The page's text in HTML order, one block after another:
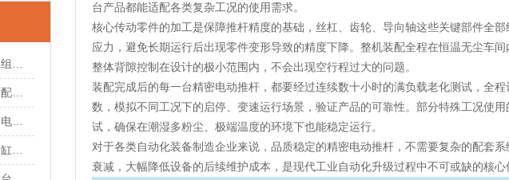
路
位
坑
况
台产品都能适配各类复杂工况的使用需求。
核心传动零件的加工是保障推杆精度的基础，丝杠、齿轮、导向轴这些关键部件全
应力，避免长期运行后出现零件变形导致的精度下降。整机装配全程在恒温无尘车
整体背隙控制在设计的极小范围内，不会出现空行程过大的问题。
装配完成后的每一台精密电动推杆，都要经过连续数十小时的满负载老化测试，全
数，模拟不同工况下的启停、变速运行场景，验证产品的可靠性。部分特殊工况使
试，确保在潮湿多粉尘、极端温度的环境下也能稳定运行。
对于各类自动化装备制造企业来说，品质稳定的精密电动推杆，不需要复杂的配套
衰减，大幅降低设备的后续维护成本，是现代工业自动化升级过程中不可或缺的核心